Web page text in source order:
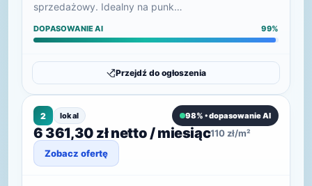
sprzedażowy. Idealny na punk…
DOPASOWANIE AI 99%
Przejdź do ogłoszenia
2 lokal 98% • dopasowanie AI
6 361,30 zł netto / miesiąc110 zł/m²
Zobacz ofertę